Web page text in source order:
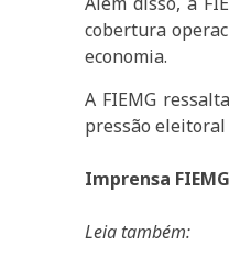
cobertura
economia.
A FIEMG
pressão
Imprensa FIEMG
Leia também: